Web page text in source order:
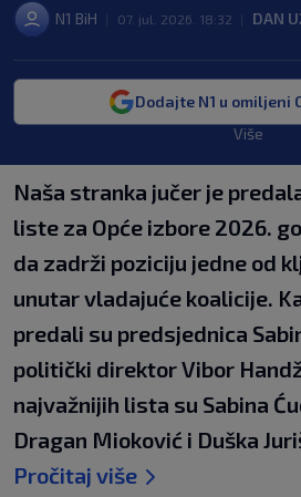
N1 BiH 07. jul. 2026. 18:32 DAN
Dodajte N1 u omiljeni
Više
Naša stranka jučer je
liste za Opće izbore 2026.
da zadrži poziciju jedne od
unutar vladajuće koalicije.
predali su predsjednica
politički direktor Vibor
najvažnijih lista su Sabina
Dragan Mioković i Duška
Pročitaj više